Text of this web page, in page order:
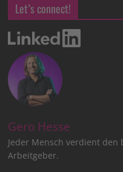
Let’s connect!
Gero Hesse
Jeder Mensch verdient den
Arbeitgeber.